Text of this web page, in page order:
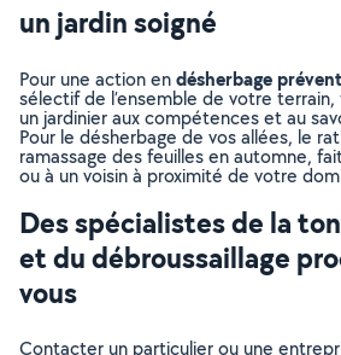
un jardin soigné
Pour une action endésherbage
sélectif de l’ensemble de votre terrain,
un jardinier aux compétences et au
Pour le désherbage de vos allées, le
ramassage des feuilles en automne,
ou à un voisin à proximité de votre
Des spécialistes de la
et du débroussaillage
vous
Contacter un particulier ou une